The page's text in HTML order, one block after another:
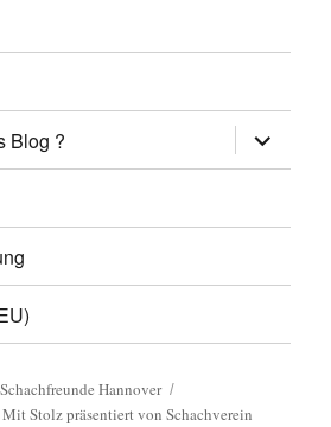
Blog ?
anzeigen
Hannover
Mit Stolz präsentiert von Schachverein